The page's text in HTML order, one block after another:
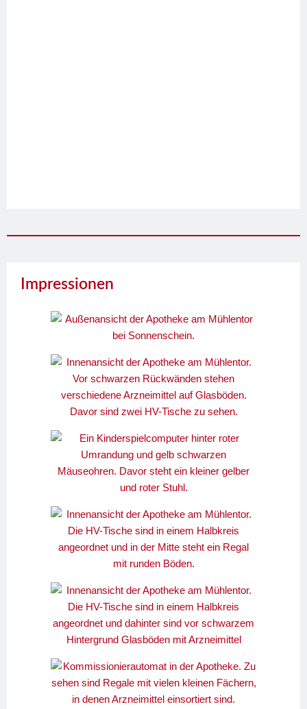
Impressionen